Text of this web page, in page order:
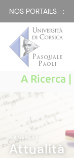
NOS PORTAILS :
A Ricerca |
A RICERCA
Attualità